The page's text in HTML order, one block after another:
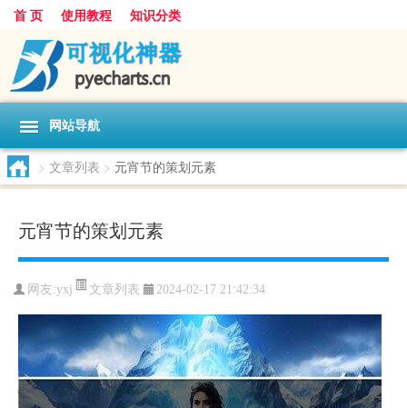
首 页 使用教程 知识分类
网站导航
> 文章列表 > 元宵节的策划元素
元宵节的策划元素
网友:yxj 文章列表 2024-02-17 21:42:34